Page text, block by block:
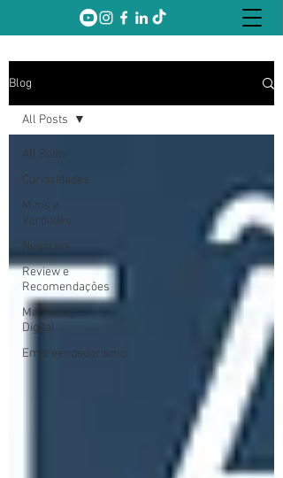
Blog
All Posts
Curiosidades
Mitos e
Verdades
Negócios
Review e
Recomendações
Marketing
Digital
Empreendedorismo
All Posts